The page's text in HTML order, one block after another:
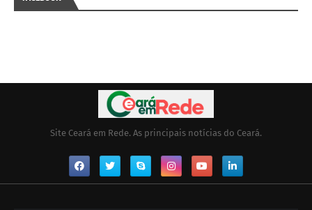
Site Ceará em Rede. As principais notícias do Ceará.